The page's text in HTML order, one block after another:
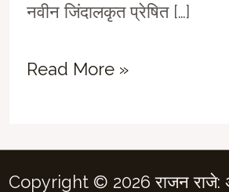
नवीन जिंदालकृत प्रेषित […]
देशाची
Read More »
Copyright © 2026 राजन राजे: